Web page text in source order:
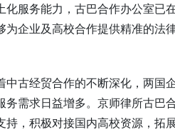
服务能力，古巴合作办公室已
企业及高校合作提供精准的法
古经贸合作的不断深化，两国
需求日益增多。京师律所古巴
，积极对接国内高校资源，拓